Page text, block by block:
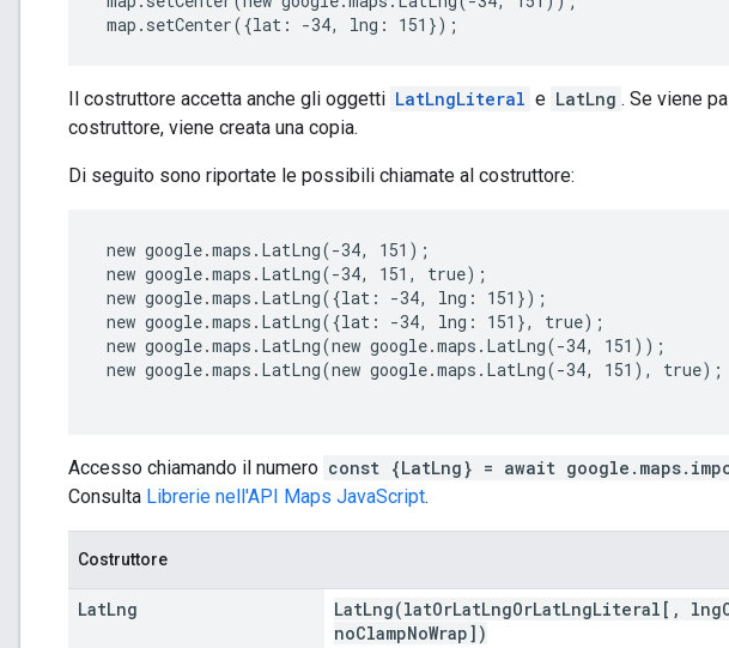
map.setCenter({lat: -34, lng: 151});
Il costruttore accetta anche gli oggetti LatLngLiteral e LatLng . Se viene
costruttore, viene creata una copia.
Di seguito sono riportate le possibili chiamate al costruttore:
new google.maps.LatLng(-34, 151);
new google.maps.LatLng(-34, 151, true);
new google.maps.LatLng({lat: -34, lng: 151});
new google.maps.LatLng({lat: -34, lng: 151}, true);
new google.maps.LatLng(new google.maps.LatLng(-34, 151));
new google.maps.LatLng(new google.maps.LatLng(-34, 151), true);
Accesso chiamando il numero const {LatLng} = await
Consulta Librerie nell'API Maps JavaScript.
Costruttore
LatLng
LatLng(latOrLatLngOrLatLngLiteral[,
noClampNoWrap])